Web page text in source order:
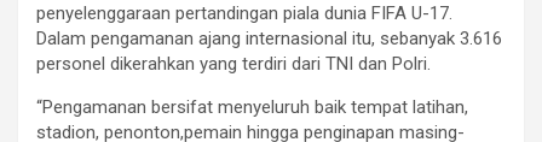
penyelenggaraan pertandingan piala dunia FIFA U-17.
Dalam pengamanan ajang internasional itu, sebanyak 3.616
personel dikerahkan yang terdiri dari TNI dan Polri.
“Pengamanan bersifat menyeluruh baik tempat latihan,
stadion, penonton,pemain hingga penginapan masing-